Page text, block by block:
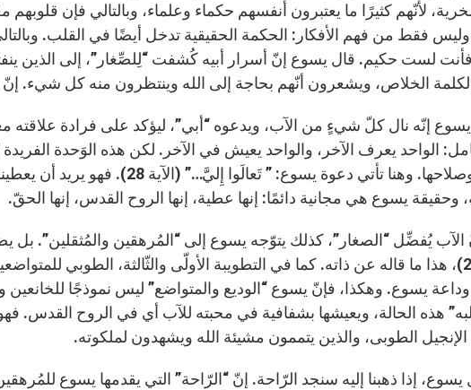
لأنّهم كثيرًا ما يعتبرون أنفسهم حكماء وعلماء، وبالتالي فإن قلوبهم
وليس فقط من فهم الأفكار: الحكمة الحقيقية تدخل أيضًا في القلب.
لست حكيم. قال يسوع إنّ أسرار أبيه كُشفت “لِلصِّغار”، إلى الذين
لكلمة الخلاص، ويشعرون أنّهم بحاجة إلى الله وينتظرون منه كل شيء.
إنّه نال كلّ شيءٍ من الآب، ويدعوه “أبي”، ليؤكد على فرادة علاقته
الواحد يعرف الآخر، والواحد يعيش في الآخر. لكن هذه الوَحدة
جمالها وصلاحها. وهنا تأتي دعوة يسوع: ”
وحقيقة يسوع هي مجانية دائمًا: إنها عطية، إنها الروح القدس، إنها الحقّ.
الآب يُفضِّل “الصغار”، كذلك يتوّجه يسوع إلى “المُرهقين والمُثقلين”. بل
وداعة يسوع. وهكذا، فإنّ يسوع “الوديع والمتواضع” ليس نموذجًا
هذه الحالة، ويعيشها بشفافية في محبته للآب أي في الروح القدس. فهو
الطوبى، والذين يتممون مشيئة الله ويشهدون لملكوته.
يسوع، إذا ذهبنا إليه سنجد الرّاحة. إنّ “الرّاحة” التي يقدمها يسوع